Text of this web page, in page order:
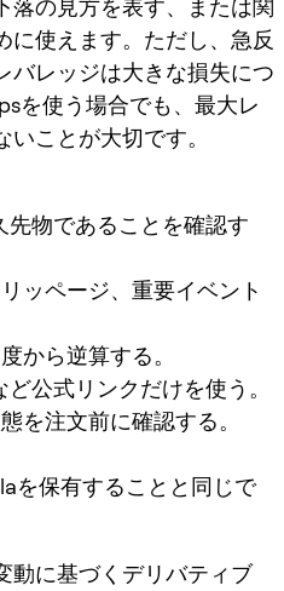
落の見方を表す、または関
に使えます。ただし、急反
バレッジは大きな損失につ
を使う場合でも、最大レ
ことが大切です。
先物であることを確認す
ッページ、重要イベント
から逆算する。
ど公式リンクだけを使う。
を注文前に確認する。
を保有することと同じで
動に基づくデリバティブ